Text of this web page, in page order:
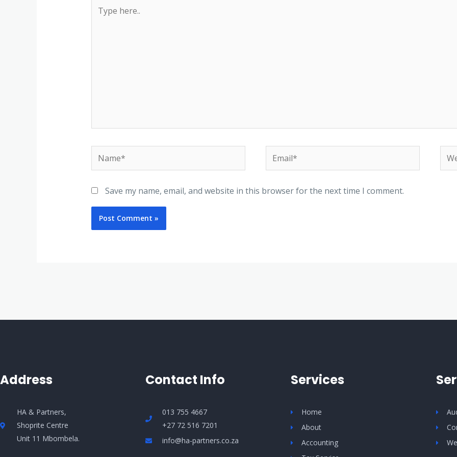
here..
Name* Email*
Save my name, email, and website in this browser for the next time I comment.
Address
HA & Partners,
Shoprite Centre
Unit 11 Mbombela.
Contact Info
013 755 4667
+27 72 516 7201
info@ha-partners.co.za
Services
Home
About
Accounting